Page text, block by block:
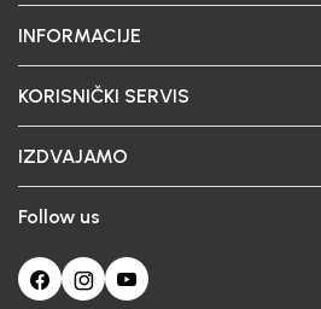
INFORMACIJE
KORISNIČKI SERVIS
IZDVAJAMO
Follow us